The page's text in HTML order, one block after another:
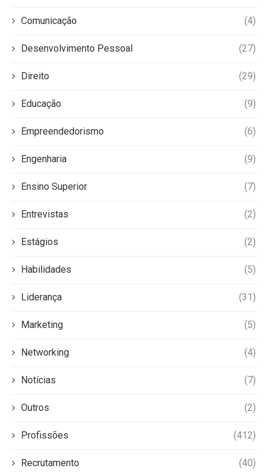
Comunicação (4)
Desenvolvimento Pessoal (27)
Direito (29)
Educação (9)
Empreendedorismo (6)
Engenharia (9)
Ensino Superior (7)
Entrevistas (2)
Estágios (2)
Habilidades (5)
Liderança (31)
Marketing (5)
Networking (4)
Notícias (7)
Outros (2)
Profissões (412)
Recrutamento (40)